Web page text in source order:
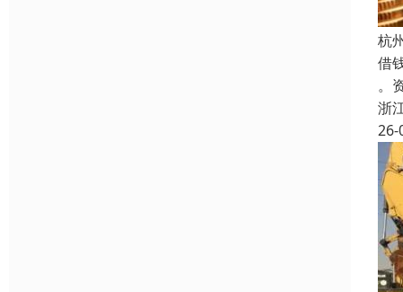
杭
借
。‌
浙
26-